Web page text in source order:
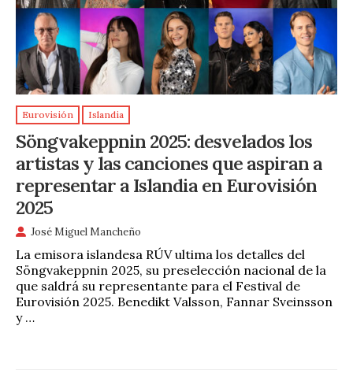
Eurovisión Islandia
Söngvakeppnin 2025: desvelados los
artistas y las canciones que aspiran a
representar a Islandia en Eurovisión
2025
José Miguel Mancheño
La emisora islandesa RÚV ultima los detalles del
Söngvakeppnin 2025, su preselección nacional de la
que saldrá su representante para el Festival de
Eurovisión 2025. Benedikt Valsson, Fannar Sveinsson
y …